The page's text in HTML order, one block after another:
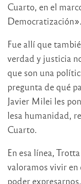
Cuarto, en el
Democratización».
Fue allí que
verdad y justicia
que son una
pregunta de qué
Javier Milei les
lesa humanidad,
Cuarto.
En esa línea,
valoramos vivir
poder